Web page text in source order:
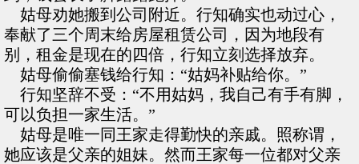
姑母劝她搬到公司附近。行知确实也动过心，
奉献了三个周末给房屋租赁公司，因为地段有
别，租金是现在的四倍，行知立刻选择放弃。
姑母偷偷塞钱给行知：“姑妈补贴给你。”
行知坚辞不受：“不用姑妈，我自己有手有脚，
可以负担一家生活。”
姑母是唯一同王家走得勤快的亲戚。照称谓，
她应该是父亲的姐妹。然而王家每一位都对父亲